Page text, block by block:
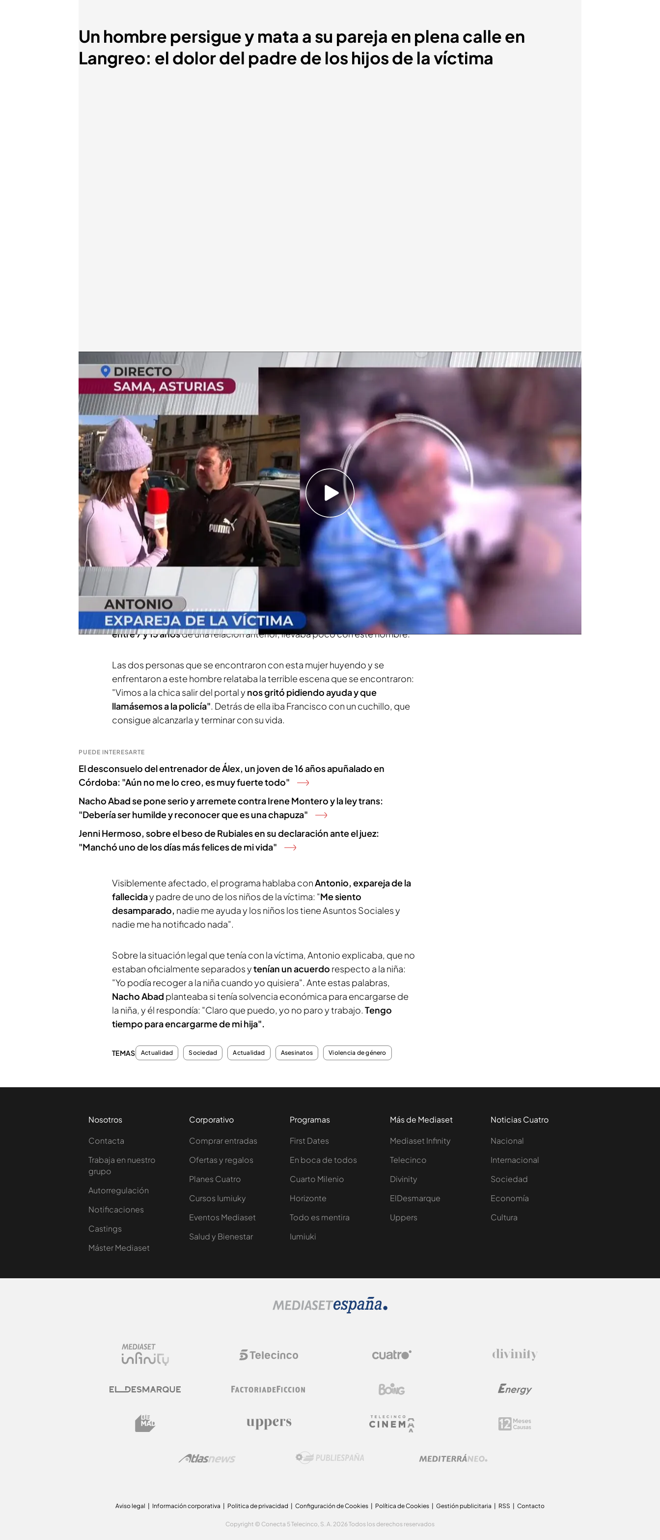
Un hombre persigue y mata a su pareja en plena calle en
Langreo: el dolor del padre de los hijos de la víctima
cuatro.com
En boca de todos
03 FEB 2025 - 14:41h.
La víctima trató de huir y dos chicas intentaron frenar la agresión
'En boca de todos' habla con Antonio, el padre de una de las hijas de la
mujer asesinada
El desconsuelo del entrenador de Álex, un joven de 16 años apuñalado
en Córdoba: "Aún no me lo creo, es muy fuerte todo"
Compartir
Una mujer ha sidoasesinada en Langreo,Asturias, por parte de su
expareja,
Francisco , un hombre de 72 años.
La víctima salió de casa corriendo y pidiendo ayuda, pero el agresor
terminó alcanzándola y acabando con su vida. La mujer
tenía dos hijos de
entre 7 y 15 añosde una relación anterior, llevaba poco con este hombre.
Las dos personas que se encontraron con esta mujer huyendo y se
enfrentaron a este hombre relataba la terrible escena que se encontraron:
"Vimos a la chica salir del portal y nos gritó pidiendo ayuda y que
llamásemos a la policía". Detrás de ella iba Francisco con un cuchillo, que
consigue alcanzarla y terminar con su vida.
PUEDE INTERESARTE
El desconsuelo del entrenador de Álex, un joven de 16 años apuñalado en
Córdoba: "Aún no me lo creo, es muy fuerte todo"
Nacho Abad se pone serio y arremete contra Irene Montero y la ley trans:
"Debería ser humilde y reconocer que es una chapuza"
Jenni Hermoso, sobre el beso de Rubiales en su declaración ante el juez:
"Manchó uno de los días más felices de mi vida"
Visiblemente afectado, el programa hablaba conAntonio, expareja de la
falleciday padre de uno de los niños de la víctima: "Me siento
desamparado, nadie me ayuda y los niños los tiene Asuntos Sociales y
nadie me ha notificado nada".
Sobre la situación legal que tenía con la víctima, Antonio explicaba, que no
estaban oficialmente separados ytenían un acuerdo respecto a la niña:
"Yo podía recoger a la niña cuando yo quisiera". Ante estas palabras,
Nacho Abad planteaba si tenía solvencia económica para encargarse de
la niña, y él respondía: "Claro que puedo, yo no paro y trabajo. Tengo
tiempo para encargarme de mi hija".
TEMAS Actualidad Sociedad Actualidad Asesinatos Violencia de género
Nosotros
Contacta
Trabaja en nuestro
grupo
Autorregulación
Notificaciones
Castings
Máster Mediaset
Corporativo
Comprar entradas
Ofertas y regalos
Planes Cuatro
Cursos Iumiuky
Eventos Mediaset
Salud y Bienestar
Programas
First Dates
En boca de todos
Cuarto Milenio
Horizonte
Todo es mentira
Iumiuki
Más de Mediaset
Mediaset Infinity
Telecinco
Divinity
ElDesmarque
Uppers
Noticias Cuatro
Nacional
Internacional
Sociedad
Economía
Cultura
Aviso legal Información corporativa Politica de privacidad Configuración de Cookies Política de Cookies Gestión publicitaria RSS Contacto
Copyright © Conecta 5 Telecinco, S. A. 2026 Todos los derechos reservados